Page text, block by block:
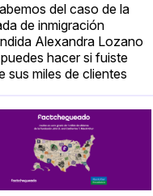
del caso de la
de inmigración
Alexandra Lozano
hacer si fuiste
sus miles de clientes